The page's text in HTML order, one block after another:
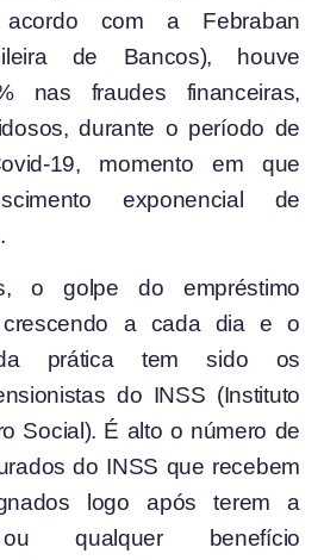
com a Febraban
de Bancos), houve
nas fraudes financeiras,
durante o período de
19, momento em que
exponencial de
o golpe do empréstimo
crescendo a cada dia e o
prática tem sido os
do INSS (Instituto
Social). É alto o número de
do INSS que recebem
logo após terem a
ou qualquer benefício